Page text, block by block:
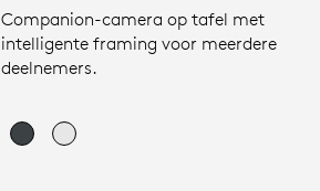
Companion-camera op tafel met
intelligente framing voor meerdere
deelnemers.